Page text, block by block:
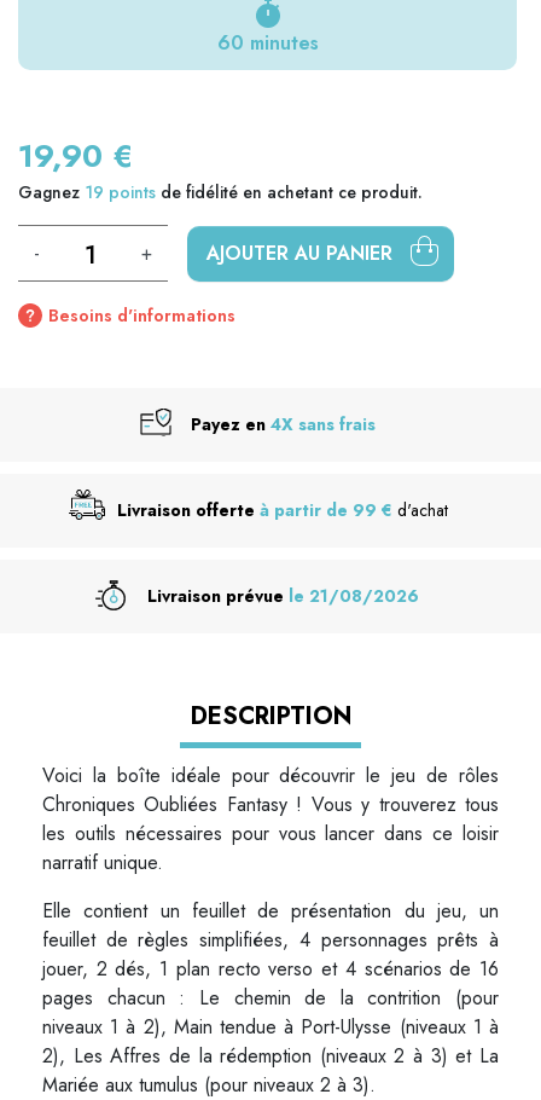
60 minutes
19,90 €
Gagnez 19 points de fidélité en achetant ce produit.
- + AJOUTER AU PANIER
Besoins d'informations
Payez en 4X sans frais
Livraison offerte à partir de 99 € d'achat
Livraison prévue le 21/08/2026
DESCRIPTION
Voici la boîte idéale pour découvrir le jeu de rôles
Chroniques Oubliées Fantasy ! Vous y trouverez tous
les outils nécessaires pour vous lancer dans ce loisir
narratif unique.
Elle contient un feuillet de présentation du jeu, un
feuillet de règles simplifiées, 4 personnages prêts à
jouer, 2 dés, 1 plan recto verso et 4 scénarios de 16
pages chacun : Le chemin de la contrition (pour
niveaux 1 à 2), Main tendue à Port-Ulysse (niveaux 1 à
2), Les Affres de la rédemption (niveaux 2 à 3) et La
Mariée aux tumulus (pour niveaux 2 à 3).